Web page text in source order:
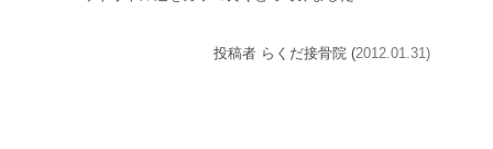
投稿者 らくだ接骨院 (2012.01.31)